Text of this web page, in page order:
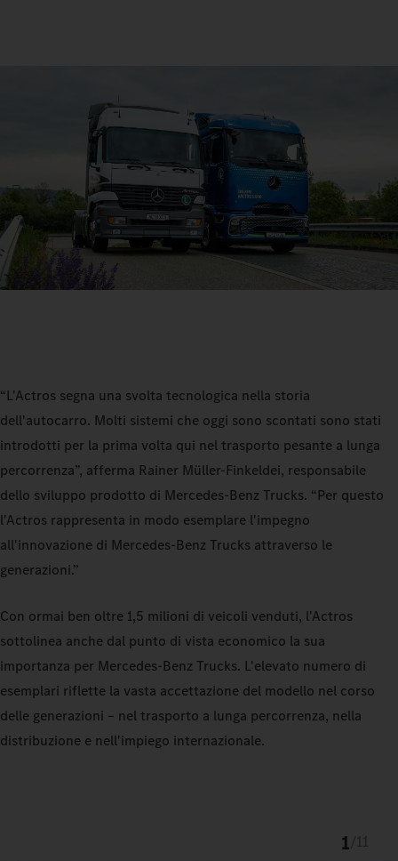
“L'Actros segna una svolta tecnologica nella storia
dell'autocarro. Molti sistemi che oggi sono scontati sono stati
introdotti per la prima volta qui nel trasporto pesante a lunga
percorrenza”, afferma Rainer Müller-Finkeldei, responsabile
dello sviluppo prodotto di Mercedes-Benz Trucks. “Per questo
l'Actros rappresenta in modo esemplare l'impegno
all'innovazione di Mercedes-Benz Trucks attraverso le
generazioni.”
Con ormai ben oltre 1,5 milioni di veicoli venduti, l'Actros
sottolinea anche dal punto di vista economico la sua
importanza per Mercedes-Benz Trucks. L'elevato numero di
esemplari riflette la vasta accettazione del modello nel corso
delle generazioni – nel trasporto a lunga percorrenza, nella
distribuzione e nell'impiego internazionale.
1